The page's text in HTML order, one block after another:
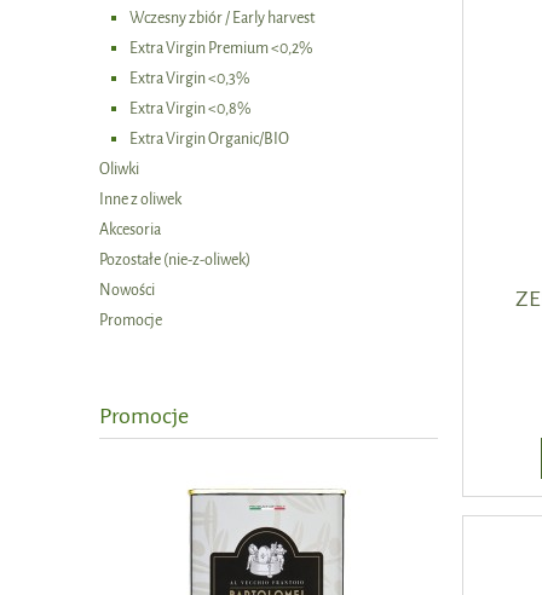
Wczesny zbiór / Early harvest
Extra Virgin Premium <0,2%
Extra Virgin <0,3%
Extra Virgin <0,8%
Extra Virgin Organic/BIO
Oliwki
Inne z oliwek
Akcesoria
Pozostałe (nie-z-oliwek)
Nowości
Promocje
Promocje